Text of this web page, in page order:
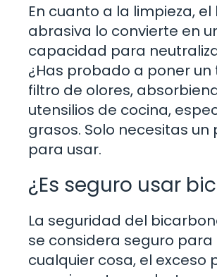
En cuanto a la limpieza,
abrasiva lo convierte en
capacidad para
¿Has probado a poner
filtro de olores,
utensilios de cocina,
grasos. Solo necesitas
para usar.
¿Es seguro usar
La seguridad del
se considera seguro
cualquier cosa, el exceso